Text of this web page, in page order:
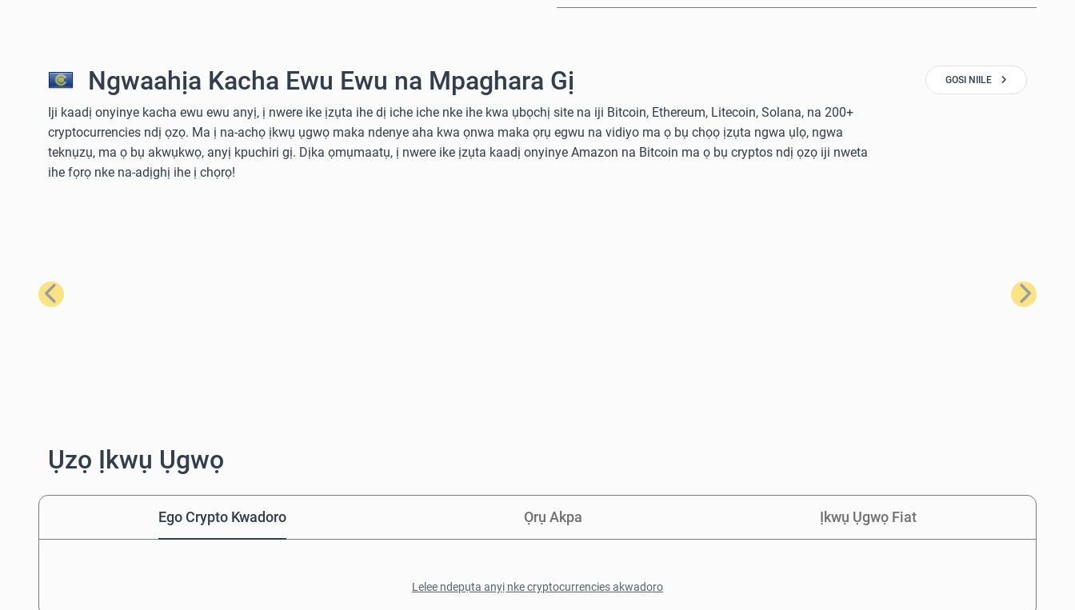
Ngwaahịa Kacha Ewu Ewu na Mpaghara Gị
Iji kaadị onyinye kacha ewu ewu anyị, ị nwere ike ịzụta ihe dị iche iche nke ihe kwa ụbọchị site na iji Bitcoin, Ethereum, Litecoin, Solana, na 200+
cryptocurrencies ndị ọzọ. Ma ị na-achọ ịkwụ ụgwọ maka ndenye aha kwa ọnwa maka ọrụ egwu na vidiyo ma ọ bụ chọọ ịzụta ngwa ụlọ, ngwa
teknụzụ, ma ọ bụ akwụkwọ, anyị kpuchiri gị. Dịka ọmụmaatụ, ị nwere ike ịzụta kaadị onyinye Amazon na Bitcoin ma ọ bụ cryptos ndị ọzọ iji nweta
ihe fọrọ nke na-adịghị ihe ị chọrọ!
GOSI NIILE
Nke gara aga Nke na-
Ụzọ Ịkwụ Ụgwọ
Ego Crypto Kwadoro Ọrụ Akpa Ịkwụ Ụgwọ Fiat
Lelee ndepụta anyị nke cryptocurrencies akwadoro